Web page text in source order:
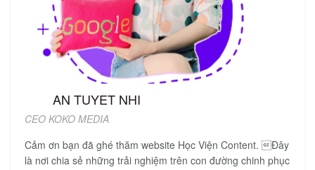
AN TUYET NHI
CEO KOKO MEDIA
Cảm ơn bạn đã ghé thăm website Học Viện Content. Đây
là nơi chia sẻ những trải nghiệm trên con đường chinh phục